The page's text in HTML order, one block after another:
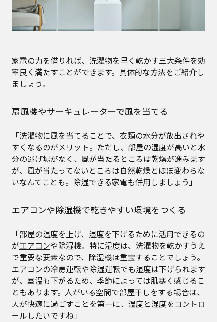
家電の力を借りれば、洗濯物を早く乾かす三大条件を効
率良く満たすことができます。具体的な方法をご紹介し
ましょう。
扇風機やサーキュレーターで風を当てる
「洗濯物に風を当てることで、衣類の水分が放出されや
すくなるのがメリット。ただし、部屋の湿度が高いと水
分の逃げ場がなく、風が当たるところは乾燥が進みます
が、風が当たってないところは自然乾燥とほぼ変わらな
いなんてことも。除湿できる家電も併用しましょう」
エアコンや除湿機で乾きやすい環境をつくる
「部屋の温度を上げ、湿度を下げるために活用できるの
がエアコンや除湿機。特に湿度は、洗濯物を乾かすうえ
で重要な要素なので、除湿機は重宝することでしょう。
エアコンの冷房運転や除湿運転でも湿度は下げられます
が、室温も下がるため、季節によっては肌寒く感じるこ
ともあります。人がいる空間で部屋干しをする場合は、
人が快適に過ごすことを第一に、温度と湿度をコントロ
ールしたいですね」